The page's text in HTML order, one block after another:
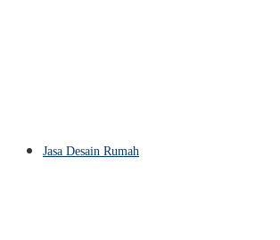
Jasa Desain Rumah